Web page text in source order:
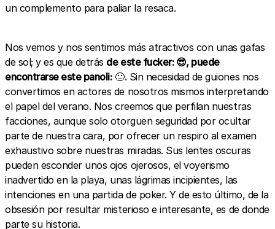
un complemento para paliar la resaca.
Nos vemos y nos sentimos más atractivos con unas gafas
de sol; y es que detrás de este fucker: 😎, puede
encontrarse este panoli:🙂. Sin necesidad de guiones nos
convertimos en actores de nosotros mismos interpretando
el papel del verano. Nos creemos que perfilan nuestras
facciones, aunque solo otorguen seguridad por ocultar
parte de nuestra cara, por ofrecer un respiro al examen
exhaustivo sobre nuestras miradas. Sus lentes oscuras
pueden esconder unos ojos ojerosos, el voyerismo
inadvertido en la playa, unas lágrimas incipientes, las
intenciones en una partida de poker. Y de esto último, de la
obsesión por resultar misterioso e interesante, es de donde
parte su historia.